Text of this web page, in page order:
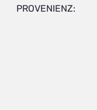
PROVENIENZ: